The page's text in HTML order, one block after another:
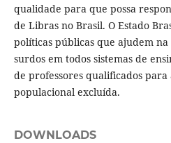
qualidade para que possa
de Libras no Brasil. O Estado
políticas públicas que ajudem
surdos em todos sistemas de
de professores qualificados
populacional excluída.
DOWNLOADS